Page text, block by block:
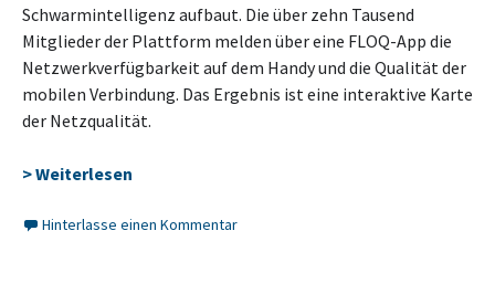
Schwarmintelligenz aufbaut. Die über zehn Tausend
Mitglieder der Plattform melden über eine FLOQ-App die
Netzwerkverfügbarkeit auf dem Handy und die Qualität der
mobilen Verbindung. Das Ergebnis ist eine interaktive Karte
der Netzqualität.
> Weiterlesen
Hinterlasse einen Kommentar